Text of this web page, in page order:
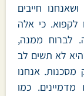
חייבים
לקפוא. כי אלה
לברוח ממנה,
לא תשים לב
מסכנות. אנחנו
כמו